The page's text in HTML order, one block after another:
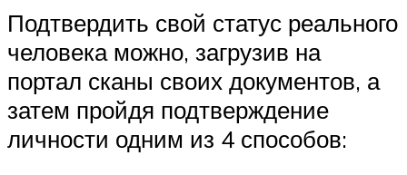
Подтвердить свой статус реального
человека можно, загрузив на
портал сканы своих документов, а
затем пройдя подтверждение
личности одним из 4 способов: